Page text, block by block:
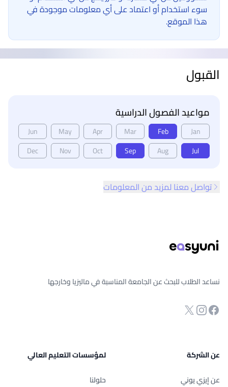
سوء استخدام أو اعتماد على أي معلومات موجودة في
هذا الموقع.
القبول
مواعيد الفصول الدراسية
Jan
Feb
Mar
Apr
May
Jun
Jul
Aug
Sep
Oct
Nov
Dec
تواصل معنا لمزيد من المعلومات
نساعد الطلاب للبحث عن الجامعة المناسبة في ماليزيا وخارجها
صفحة الفيسبوك
انستجرام
Twitter
عن الشركة
عن إيزي يوني
لمؤسسات التعليم العالي
حلولنا